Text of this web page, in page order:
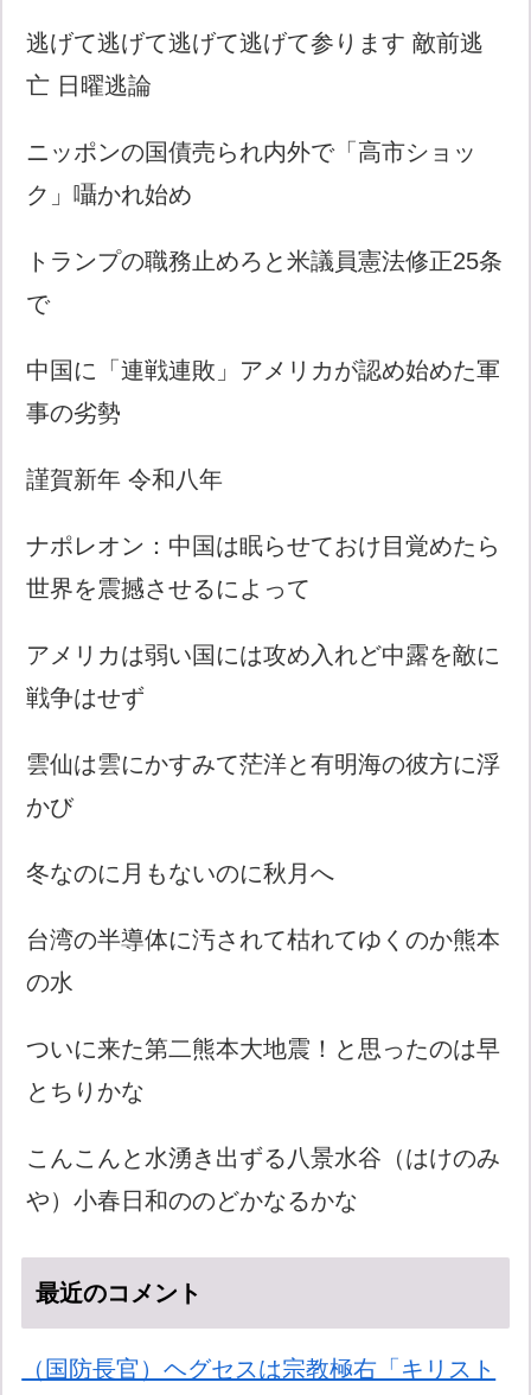
逃げて逃げて逃げて逃げて参ります 敵前逃
亡 日曜逃論
ニッポンの国債売られ内外で「高市ショッ
ク」囁かれ始め
トランプの職務止めろと米議員憲法修正25条
で
中国に「連戦連敗」アメリカが認め始めた軍
事の劣勢
謹賀新年 令和八年
ナポレオン：中国は眠らせておけ目覚めたら
世界を震撼させるによって
アメリカは弱い国には攻め入れど中露を敵に
戦争はせず
雲仙は雲にかすみて茫洋と有明海の彼方に浮
かび
冬なのに月もないのに秋月へ
台湾の半導体に汚されて枯れてゆくのか熊本
の水
ついに来た第二熊本大地震！と思ったのは早
とちりかな
こんこんと水湧き出ずる八景水谷（はけのみ
や）小春日和ののどかなるかな
最近のコメント
（国防長官）ヘグセスは宗教極右「キリスト